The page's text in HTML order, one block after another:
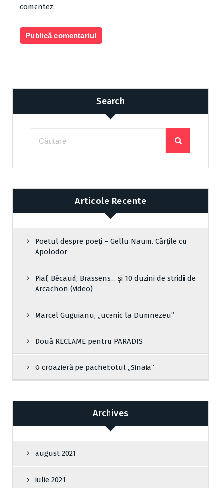
comentez.
Search
Articole Recente
Poetul despre poeți – Gellu Naum, Cărțile cu
Apolodor
Piaf, Bécaud, Brassens… și 10 duzini de stridii de
Arcachon (video)
Marcel Guguianu, „ucenic la Dumnezeu”
Două RECLAME pentru PARADIS
O croazieră pe pachebotul „Sinaia”
Archives
august 2021
iulie 2021